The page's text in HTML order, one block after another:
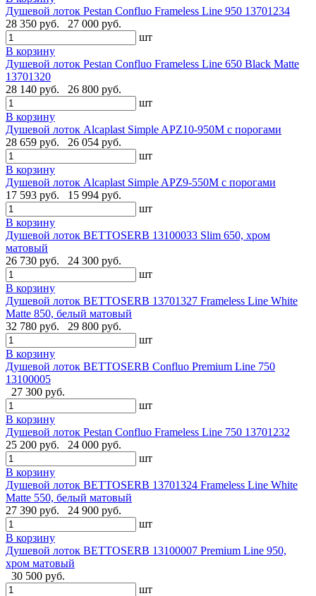
Душевой лоток Pestan Confluo Frameless Line 950 13701234
28 350 руб.
27 000 руб.
шт
В корзину
Душевой лоток Pestan Confluo Frameless Line 650 Black Matte
13701320
28 140 руб.
26 800 руб.
шт
В корзину
Душевой лоток Alcaplast Simple APZ10-950M с порогами
28 659 руб.
26 054 руб.
шт
В корзину
Душевой лоток Alcaplast Simple APZ9-550M с порогами
17 593 руб.
15 994 руб.
шт
В корзину
Душевой лоток BETTOSERB 13100033 Slim 650, хром
матовый
26 730 руб.
24 300 руб.
шт
В корзину
Душевой лоток BETTOSERB 13701327 Frameless Line White
Matte 850, белый матовый
32 780 руб.
29 800 руб.
шт
В корзину
Душевой лоток BETTOSERB Confluo Premium Line 750
13100005
27 300 руб.
шт
В корзину
Душевой лоток Pestan Confluo Frameless Line 750 13701232
25 200 руб.
24 000 руб.
шт
В корзину
Душевой лоток BETTOSERB 13701324 Frameless Line White
Matte 550, белый матовый
27 390 руб.
24 900 руб.
шт
В корзину
Душевой лоток BETTOSERB 13100007 Premium Line 950,
хром матовый
30 500 руб.
шт